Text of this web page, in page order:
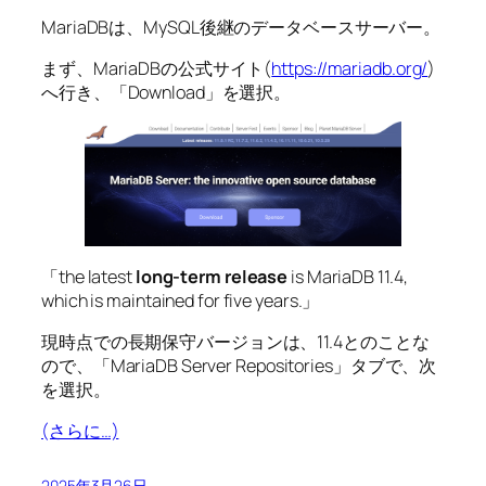
MariaDBは、MySQL後継のデータベースサーバー。
まず、MariaDBの公式サイト(https://mariadb.org/)
へ行き、「Download」を選択。
「the latestlong-term release is MariaDB 11.4,
which is maintained for five years.」
現時点での長期保守バージョンは、11.4とのことな
ので、「MariaDB Server Repositories」タブで、次
を選択。
(さらに…)